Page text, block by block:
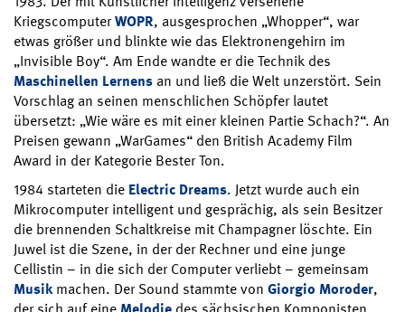
KriegscomputerWOPR, ausgesprochen „Whopper“, war
etwas größer und blinkte wie das Elektronengehirn im
„Invisible Boy“. Am Ende wandte er die Technik des
Maschinellen Lernens an und ließ die Welt unzerstört. Sein
Vorschlag an seinen menschlichen Schöpfer lautet
übersetzt: „Wie wäre es mit einer kleinen Partie Schach?“. An
Preisen gewann „WarGames“ den British Academy Film
Award in der Kategorie Bester Ton.
1984 starteten die Electric Dreams. Jetzt wurde auch ein
Mikrocomputer intelligent und gesprächig, als sein Besitzer
die brennenden Schaltkreise mit Champagner löschte. Ein
Juwel ist die Szene, in der der Rechner und eine junge
Cellistin – in die sich der Computer verliebt – gemeinsam
Musikmachen. Der Sound stammte von Giorgio Moroder,